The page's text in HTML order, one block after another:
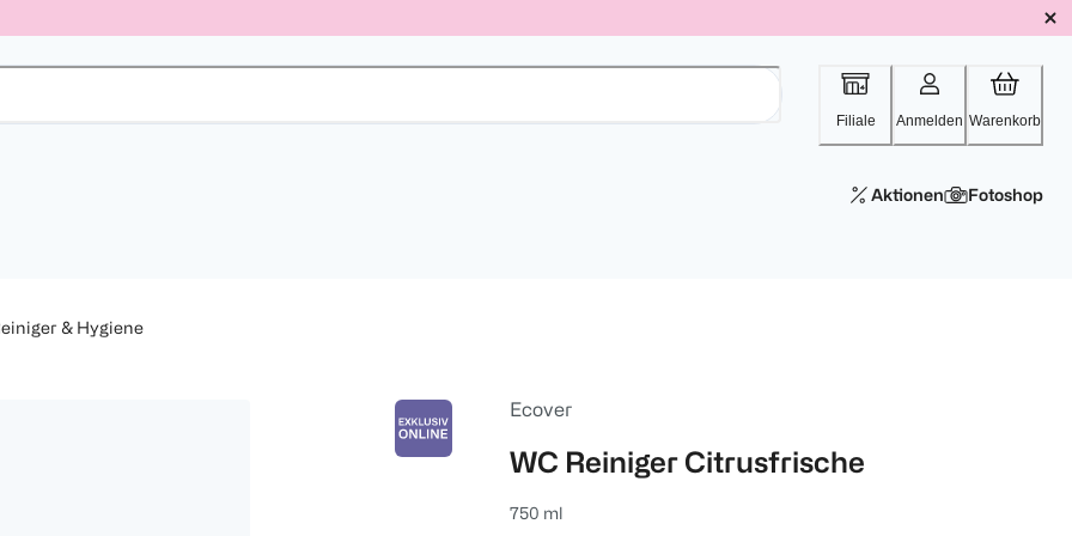
Filiale Anmelden Warenkorb
Aktionen Fotoshop
& Hygiene
Ecover
WC Reiniger Citrusfrische
750 ml